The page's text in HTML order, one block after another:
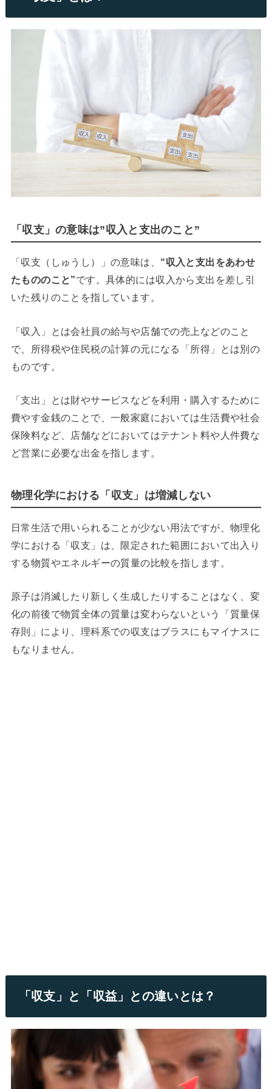
「収支」の意味は”収入と支出のこと”
「収支（しゅうし）」の意味は、 “収入と支出をあわせ
たもののこと”です。具体的には収入から支出を差し引
いた残りのことを指しています。
「収入」とは会社員の給与や店舗での売上などのこと
で、所得税や住民税の計算の元になる「所得」とは別の
ものです。
「支出」とは財やサービスなどを利用・購入するために
費やす金銭のことで、一般家庭においては生活費や社会
保険料など、店舗などにおいてはテナント料や人件費な
ど営業に必要な出金を指します。
物理化学における「収支」は増減しない
日常生活で用いられることが少ない用法ですが、物理化
学における「収支」は、限定された範囲において出入り
する物質やエネルギーの質量の比較を指します。
原子は消滅したり新しく生成したりすることはなく、変
化の前後で物質全体の質量は変わらないという「質量保
存則」により、理科系での収支はブラスにもマイナスに
もなりません。
「収支」と「収益」との違いとは？